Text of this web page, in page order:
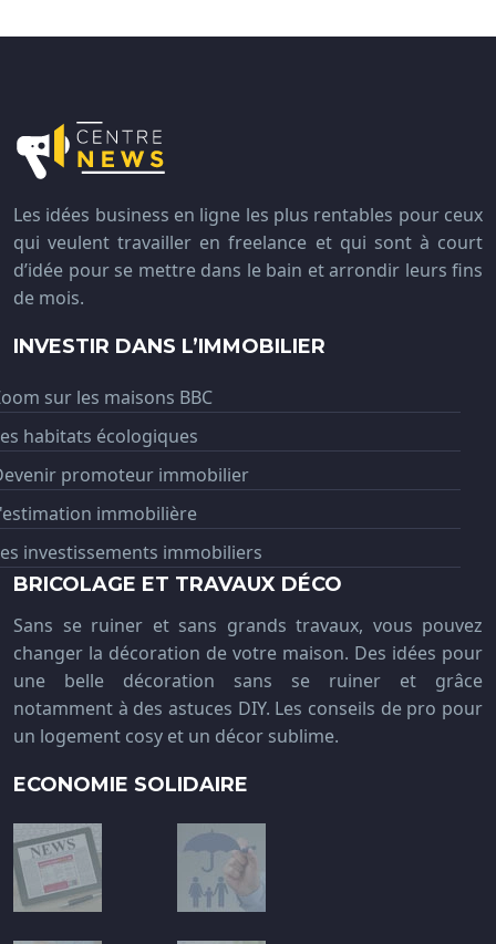
Les idées business en ligne les plus rentables pour ceux
qui veulent travailler en freelance et qui sont à court
d’idée pour se mettre dans le bain et arrondir leurs fins
de mois.
INVESTIR DANS L’IMMOBILIER
sur les maisons BBC
habitats écologiques
promoteur immobilier
immobilière
investissements immobiliers
BRICOLAGE ET TRAVAUX DÉCO
Sans se ruiner et sans grands travaux, vous pouvez
changer la décoration de votre maison. Des idées pour
une belle décoration sans se ruiner et grâce
notamment à des astuces DIY. Les conseils de pro pour
un logement cosy et un décor sublime.
ECONOMIE SOLIDAIRE